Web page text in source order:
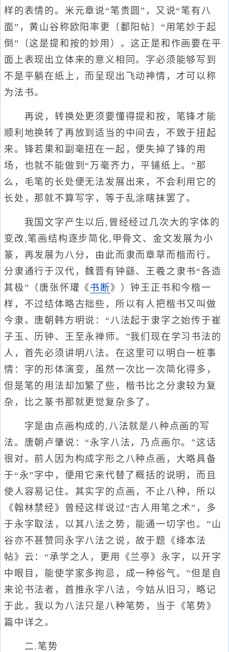
样的表情的。米元章说“笔贵圆”，又说“笔有八
面”，黄山谷称欧阳率更〔鄱阳帖〕“用笔妙于起
倒”（这是提和按的妙用）。这正是和作画要在平
面上表现出立体来的意义相同。字必须能够写到
不是平躺在纸上，而呈现出飞动神情，才可以称
为法书。
再说，转换处更须要懂得提和按，笔锋才能
顺利地换转了再放到适当的中间去，不致于扭起
来。锋若果和副毫扭在一起，便失掉了锋的用
场，也就不能做到“万毫齐力，平铺纸上。”那
么，毛笔的长处便无法发展出来，不会利用它的
长处，那就不算写字，等于乱涂瞎抹罢了。
我国文字产生以后,曾经经过几次大的字体的
变改,笔画结构逐步简化,甲骨文、金文发展为小
篆，再发展为八分，由此而隶而章草而楷而行。
分隶通行于汉代，魏晋有钟繇、王羲之隶书“各造
其极”（唐张怀瓘《 书断》）钟王正书和今楷一
样，不过结体略古拙些，所以有人把楷书又叫做
今隶。唐朝韩方明说：“八法起于隶字之始传于崔
子玉、历钟、王至永禅师。”我们现在学习书法的
人，首先必须讲明八法。在这里可以明白一桩事
情：字的形体演变，虽然一次比一次简化得多，
但是笔的用法却加繁了些，楷书比之分隶较为复
杂，比之篆书那就更觉复杂多了。
字是由点画构成的,八法就是八种点画的写
法。唐朝卢肇说：“永字八法，乃点画尔。”这话
很对。前人因为构成字形之八种点画，大略具备
于“永”字中，便用它来代替了概括的说明，而且
使人容易记住。其实字的点画，不止八种，所以
《翰林禁经》曾经这样说过“古人用笔之术”，多
于永字取法，以其八法之势，能通一切字也。”山
谷亦不甚赞同永字八法之说，故于题《绛本法
帖》云：“承学之人，更用《兰亭》永字，以开字
中眼目，能使学家多拘忌，成一种俗气。”但是自
来论书法者，首推永字八法，今姑从旧习，略记
于此，我以为八法只是八种笔势，当于《笔势》
篇中详之。
二.笔势